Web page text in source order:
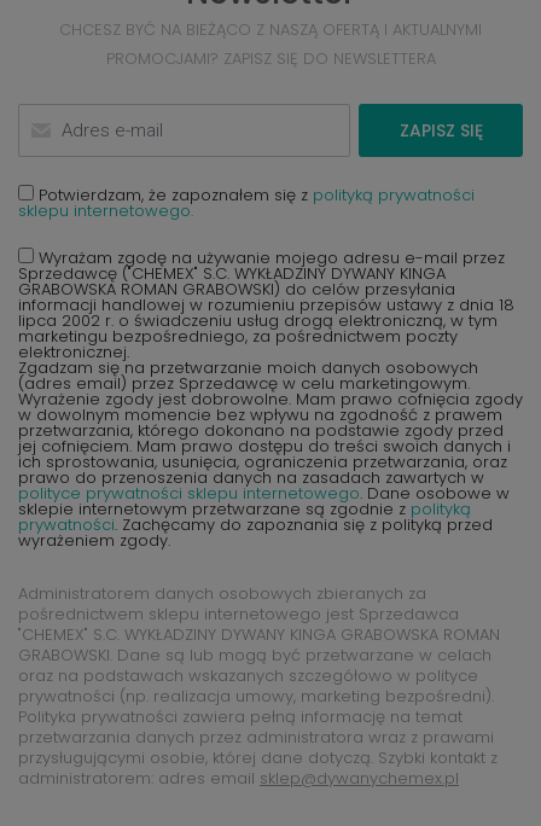
CHCESZ BYĆ NA BIEŻĄCO Z NASZĄ OFERTĄ I AKTUALNYMI
PROMOCJAMI? ZAPISZ SIĘ DO NEWSLETTERA
ZAPISZ SIĘ
Potwierdzam, że zapoznałem się z polityką prywatności
sklepu internetowego.
Wyrażam zgodę na używanie mojego adresu e-mail przez
Sprzedawcę ("CHEMEX" S.C. WYKŁADZINY DYWANY KINGA
GRABOWSKA ROMAN GRABOWSKI) do celów przesyłania
informacji handlowej w rozumieniu przepisów ustawy z dnia 18
lipca 2002 r. o świadczeniu usług drogą elektroniczną, w tym
marketingu bezpośredniego, za pośrednictwem poczty
elektronicznej.
Zgadzam się na przetwarzanie moich danych osobowych
(adres email) przez Sprzedawcę w celu marketingowym.
Wyrażenie zgody jest dobrowolne. Mam prawo cofnięcia zgody
w dowolnym momencie bez wpływu na zgodność z prawem
przetwarzania, którego dokonano na podstawie zgody przed
jej cofnięciem. Mam prawo dostępu do treści swoich danych i
ich sprostowania, usunięcia, ograniczenia przetwarzania, oraz
prawo do przenoszenia danych na zasadach zawartych w
polityce prywatności sklepu internetowego. Dane osobowe w
sklepie internetowym przetwarzane są zgodnie z polityką
prywatności. Zachęcamy do zapoznania się z polityką przed
wyrażeniem zgody.
Administratorem danych osobowych zbieranych za
pośrednictwem sklepu internetowego jest Sprzedawca
"CHEMEX" S.C. WYKŁADZINY DYWANY KINGA GRABOWSKA ROMAN
GRABOWSKI. Dane są lub mogą być przetwarzane w celach
oraz na podstawach wskazanych szczegółowo w polityce
prywatności (np. realizacja umowy, marketing bezpośredni).
Polityka prywatności zawiera pełną informację na temat
przetwarzania danych przez administratora wraz z prawami
przysługującymi osobie, której dane dotyczą. Szybki kontakt z
administratorem: adres email sklep@dywanychemex.pl